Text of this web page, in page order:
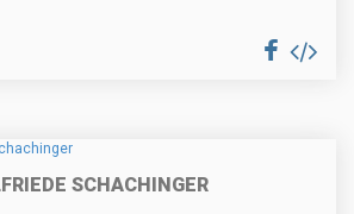
SCHACHINGER